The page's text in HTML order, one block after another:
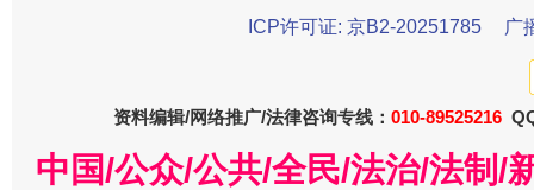
东山县通报“牛蛙产品抗生素超标问题” 法
ICP许可证: 京B2-20251785
广
资料编辑/网络推广/法律咨询专线： 010-89525216
中国/公众/公共/全民/法治/法制/